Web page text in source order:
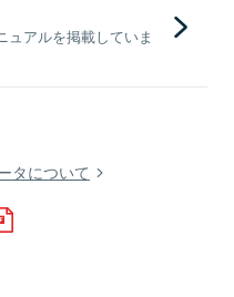
ュアルを掲載していま
タについて